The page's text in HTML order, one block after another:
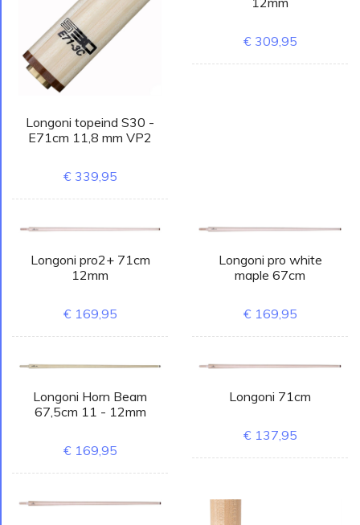
Longoni topeind S30 -
E71cm 11,8 mm VP2
€ 339,95
€ 309,95
Longoni pro2+ 71cm
12mm
€ 169,95
Longoni pro white
maple 67cm
€ 169,95
Longoni Horn Beam
67,5cm 11 - 12mm
€ 169,95
Longoni 71cm
€ 137,95